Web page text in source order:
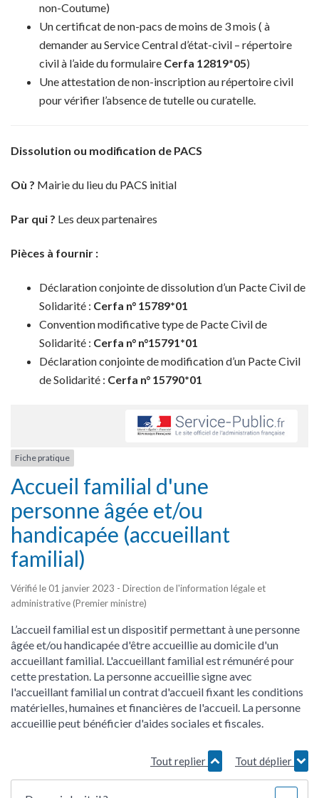
non-Coutume)
Un certificat de non-pacs de moins de 3 mois ( à
demander au Service Central d’état-civil – répertoire
civil à l’aide du formulaire Cerfa 12819*05)
Une attestation de non-inscription au répertoire civil
pour vérifier l’absence de tutelle ou curatelle.
Dissolution ou modification de PACS
Où ? Mairie du lieu du PACS initial
Par qui ? Les deux partenaires
Pièces à fournir :
Déclaration conjointe de dissolution d’un Pacte Civil de
Solidarité : Cerfa n° 15789*01
Convention modificative type de Pacte Civil de
Solidarité : Cerfa n° n°15791*01
Déclaration conjointe de modification d’un Pacte Civil
de Solidarité : Cerfa n° 15790*01
Fiche pratique
Accueil familial d'une
personne âgée et/ou
handicapée (accueillant
familial)
Vérifié le 01 janvier 2023 - Direction de l'information légale et
administrative (Premier ministre)
L’accueil familial est un dispositif permettant à une personne
âgée et/ou handicapée d'être accueillie au domicile d'un
accueillant familial. L'accueillant familial est rémunéré pour
cette prestation. La personne accueillie signe avec
l'accueillant familial un contrat d'accueil fixant les conditions
matérielles, humaines et financières de l'accueil. La personne
accueillie peut bénéficier d'aides sociales et fiscales.
Tout replier Tout déplier